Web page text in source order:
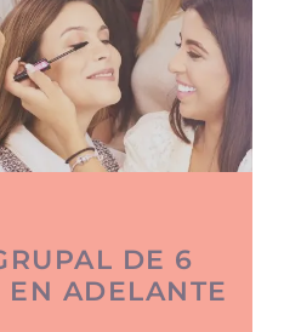
DE 6
EN ADELANTE